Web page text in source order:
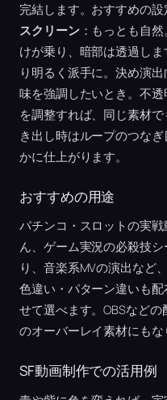
完結します。おすすめの設
スクリーン：もっとも自
けが乗り、暗部は透過しま
り明るく派手に。決め演出
味を強調したいとき。不
を調整すれば、同じ素材
き出し時はループのつな
かに仕上がります。
おすすめの用途
パチンコ・スロットの実
ん、ゲーム実況の必殺技
り、音楽系MVの演出など
色違い・パターン違いも
せて選べます。OBSなど
のオーバーレイ素材にもな
SF動画制作での活用例